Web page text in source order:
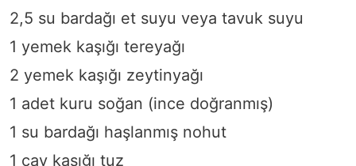
2,5 su bardağı et suyu veya tavuk suyu
1 yemek kaşığı tereyağı
2 yemek kaşığı zeytinyağı
1 adet kuru soğan (ince doğranmış)
1 su bardağı haşlanmış nohut
1 çay kaşığı tuz